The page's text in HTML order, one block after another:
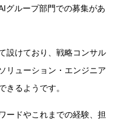
グループ部門での募集があ
設けており、戦略コンサル
リューション・エンジニア
きるようです。
ードやこれまでの経験、担